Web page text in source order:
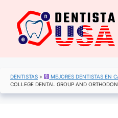
contenido
DENTISTAS » MEJORES DENTISTAS EN
COLLEGE DENTAL GROUP AND